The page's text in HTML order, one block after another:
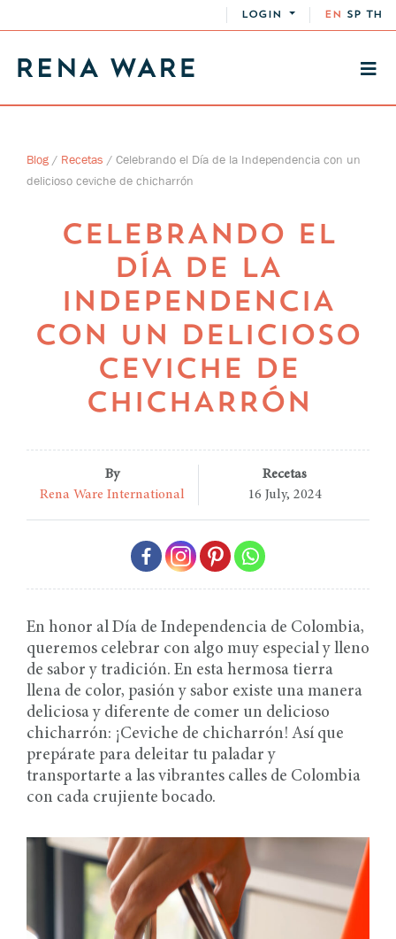
LOGIN EN SP TH
Blog / Recetas / Celebrando el Día de la Independencia con un
delicioso ceviche de chicharrón
CELEBRANDO EL
DÍA DE LA
INDEPENDENCIA
CON UN DELICIOSO
CEVICHE DE
CHICHARRÓN
By
Rena Ware International
Recetas
16 July, 2024
En honor al Día de Independencia de Colombia,
queremos celebrar con algo muy especial y lleno
de sabor y tradición. En esta hermosa tierra
llena de color, pasión y sabor existe una manera
deliciosa y diferente de comer un delicioso
chicharrón: ¡Ceviche de chicharrón! Así que
prepárate para deleitar tu paladar y
transportarte a las vibrantes calles de Colombia
con cada crujiente bocado.